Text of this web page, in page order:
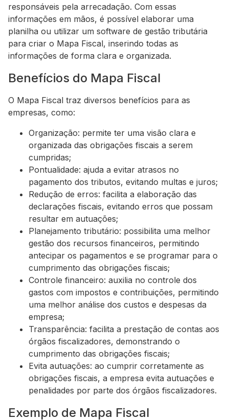
responsáveis pela arrecadação. Com essas
informações em mãos, é possível elaborar uma
planilha ou utilizar um software de gestão tributária
para criar o Mapa Fiscal, inserindo todas as
informações de forma clara e organizada.
Benefícios do Mapa Fiscal
O Mapa Fiscal traz diversos benefícios para as
empresas, como:
Organização: permite ter uma visão clara e
organizada das obrigações fiscais a serem
cumpridas;
Pontualidade: ajuda a evitar atrasos no
pagamento dos tributos, evitando multas e juros;
Redução de erros: facilita a elaboração das
declarações fiscais, evitando erros que possam
resultar em autuações;
Planejamento tributário: possibilita uma melhor
gestão dos recursos financeiros, permitindo
antecipar os pagamentos e se programar para o
cumprimento das obrigações fiscais;
Controle financeiro: auxilia no controle dos
gastos com impostos e contribuições, permitindo
uma melhor análise dos custos e despesas da
empresa;
Transparência: facilita a prestação de contas aos
órgãos fiscalizadores, demonstrando o
cumprimento das obrigações fiscais;
Evita autuações: ao cumprir corretamente as
obrigações fiscais, a empresa evita autuações e
penalidades por parte dos órgãos fiscalizadores.
Exemplo de Mapa Fiscal